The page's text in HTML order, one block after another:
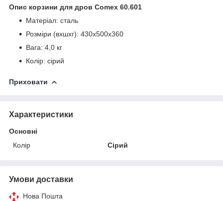
Опис корзини для дров Comex 60.601
Матеріал: сталь
Розміри (вхшхг): 430х500х360
Вага: 4,0 кг
Колір: сірий
Приховати
Характеристики
Основні
Колір
Сірий
Умови доставки
Нова Пошта